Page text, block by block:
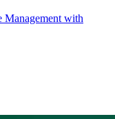
Management with